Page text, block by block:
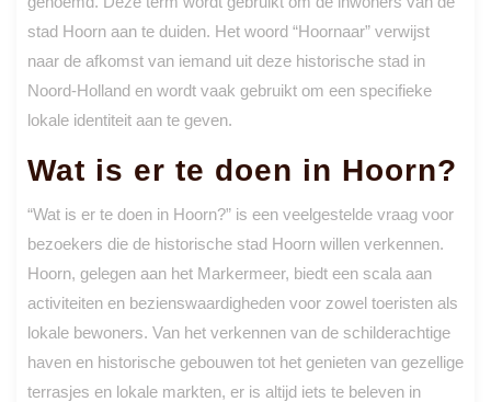
stad Hoorn aan te duiden. Het woord “Hoornaar” verwijst
naar de afkomst van iemand uit deze historische stad in
Noord-Holland en wordt vaak gebruikt om een specifieke
lokale identiteit aan te geven.
Wat is er te doen in Hoorn?
“Wat is er te doen in Hoorn?” is een veelgestelde vraag voor
bezoekers die de historische stad Hoorn willen verkennen.
Hoorn, gelegen aan het Markermeer, biedt een scala aan
activiteiten en bezienswaardigheden voor zowel toeristen als
lokale bewoners. Van het verkennen van de schilderachtige
haven en historische gebouwen tot het genieten van gezellige
terrasjes en lokale markten, er is altijd iets te beleven in